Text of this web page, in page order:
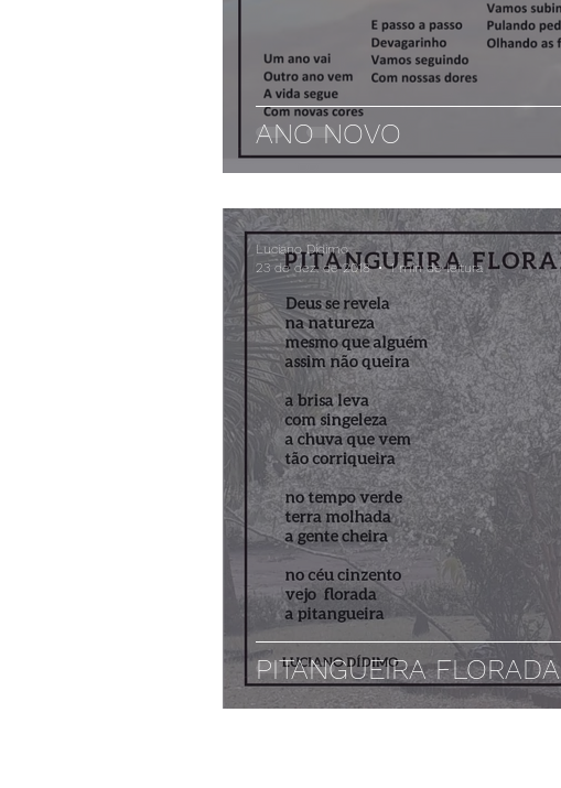
ANO NOVO
PITANGUEIRA FLORADA
Luciano Dídimo
23 de dez. de 2018
1 min de leitura